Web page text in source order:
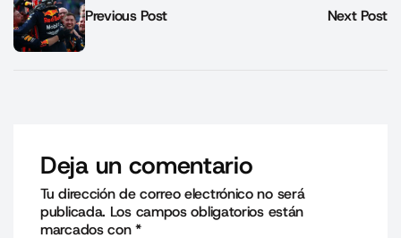
Previous Post Next Post
Deja un comentario
Tu dirección de correo electrónico no será
publicada. Los campos obligatorios están
marcados con*